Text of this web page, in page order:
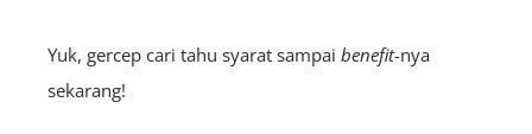
Yuk, gercep cari tahu syarat sampai benefit-nya
sekarang!